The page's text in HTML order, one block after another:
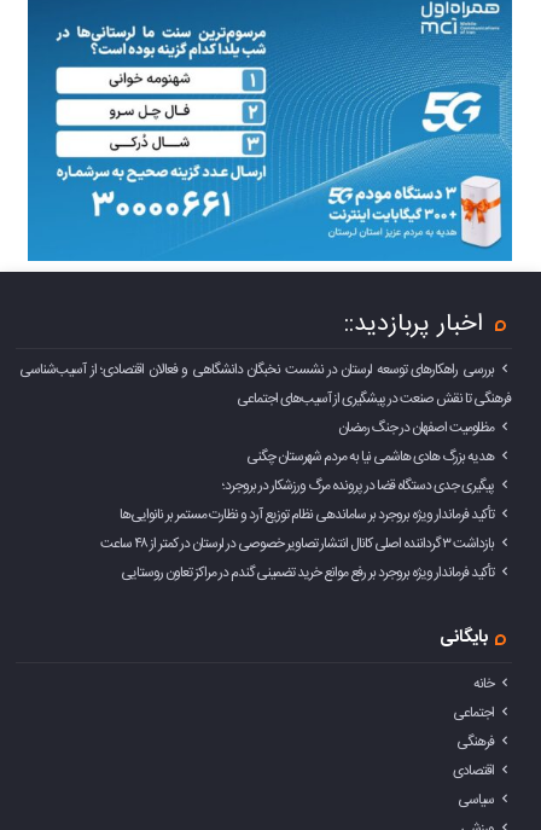
اخبار پربازدید::
بررسی راهکارهای توسعه لرستان در نشست نخبگان دانشگاهی و فعالان اقتصادی؛ از آسیب‌شناسی
فرهنگی تا نقش صنعت در پیشگیری از آسیب‌های اجتماعی
مظلومیت اصفهان در جنگ رمضان
هدیه بزرگ هادی هاشمی نیا به مردم شهرستان چگنی
پیگیری جدی دستگاه قضا در پرونده مرگ ورزشکار در بروجرد؛
تأکید فرماندار ویژه بروجرد بر ساماندهی نظام توزیع آرد و نظارت مستمر بر نانوایی‌ها
بازداشت ۳ گرداننده اصلی کانال انتشار تصاویر خصوصی در لرستان در کمتر از ۴۸ ساعت
تأکید فرماندار ویژه بروجرد بر رفع موانع خرید تضمینی گندم در مراکز تعاون روستایی
بایگانی
خانه
اجتماعی
فرهنگی
اقتصادی
سیاسی